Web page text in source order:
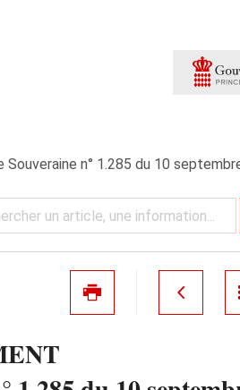
Souveraine n° 1.285 du 10